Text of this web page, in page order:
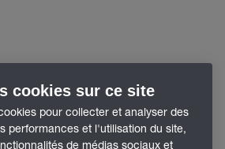
cookies sur ce site
pour collecter et analyser des
performances et l'utilisation du site,
de médias sociaux et